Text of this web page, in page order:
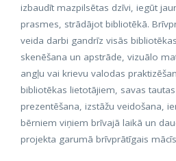
izbaudīt mazpilsētas dzīvi, iegūt
prasmes, strādājot bibliotēkā.
veida darbi gandrīz visās
skenēšana un apstrāde, vizuālo
angļu vai krievu valodas
bibliotēkas lietotājiem, savas
prezentēšana, izstāžu veidošana,
bērniem viņiem brīvajā laikā un
projekta garumā brīvprātīgais